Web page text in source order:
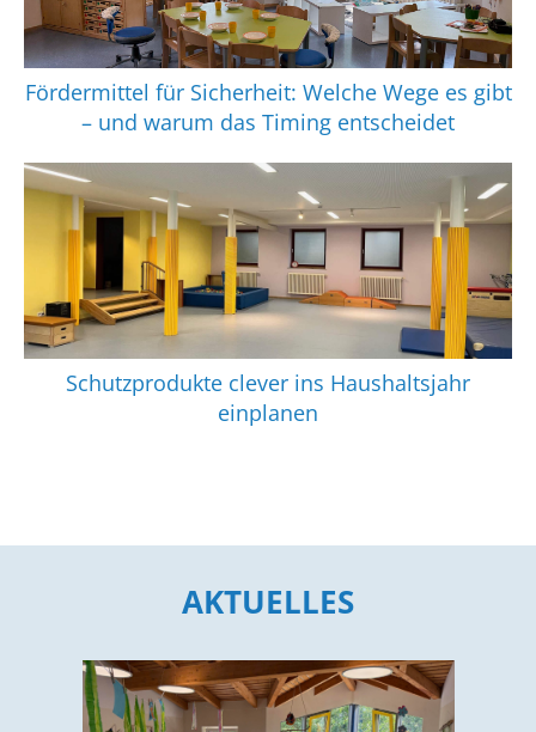
Fördermittel für Sicherheit: Welche Wege es gibt
– und warum das Timing entscheidet
Schutzprodukte clever ins Haushaltsjahr
einplanen
AKTUELLES